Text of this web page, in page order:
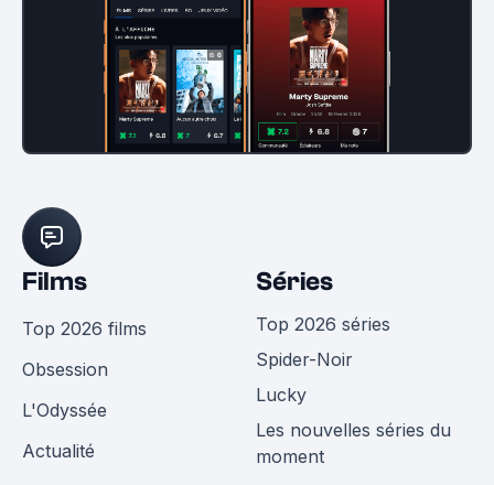
Films
Top 2026 films
Obsession
L'Odyssée
Actualité
Séries
Top 2026 séries
Spider-Noir
Lucky
Les nouvelles séries du
moment